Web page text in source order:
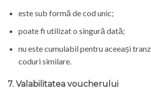
este sub formă de cod unic;
poate fi utilizat o singură dată;
nu este cumulabil pentru aceeași
coduri similare.
7. Valabilitatea voucherului